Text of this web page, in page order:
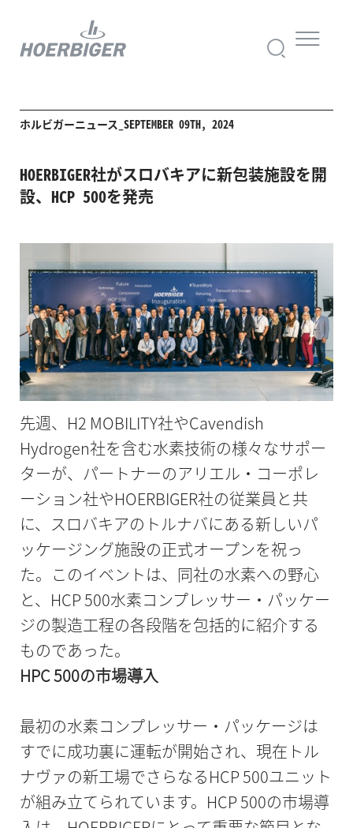
ホルビガーニュース_SEPTEMBER 09TH, 2024
HOERBIGER社がスロバキアに新包装施設を開
設、HCP 500を発売
先週、H2 MOBILITY社やCavendish
Hydrogen社を含む水素技術の様々なサポー
ターが、パートナーのアリエル・コーポレ
ーション社やHOERBIGER社の従業員と共
に、スロバキアのトルナバにある新しいパ
ッケージング施設の正式オープンを祝っ
た。このイベントは、同社の水素への野心
と、HCP 500水素コンプレッサー・パッケー
ジの製造工程の各段階を包括的に紹介する
ものであった。
HPC 500の市場導入
最初の水素コンプレッサー・パッケージは
すでに成功裏に運転が開始され、現在トル
ナヴァの新工場でさらなるHCP 500ユニット
が組み立てられています。HCP 500の市場導